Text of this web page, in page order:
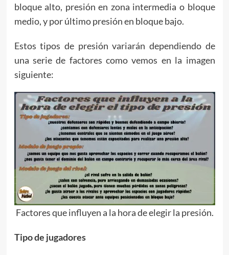
bloque alto, presión en zona intermedia o bloque
medio, y por último presión en bloque bajo.
Estos tipos de presión variarán dependiendo de
una serie de factores como vemos en la imagen
siguiente:
Factores que influyen a la hora de elegir la presión.
Tipo de jugadores